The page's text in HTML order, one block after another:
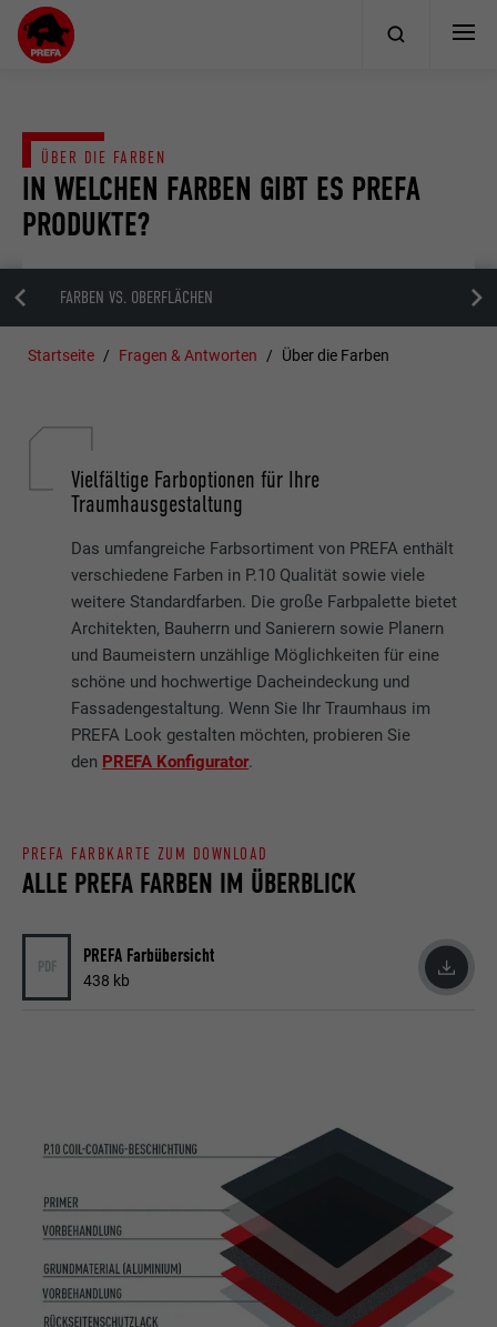
IN WELCHEN FARBEN GIBT ES PREFA
PRODUKTE?
ÜBER DIE FARBEN
FARBEN VS. OBERFLÄCHEN
Startseite Fragen & Antworten Über die Farben
Vielfältige Farboptionen für Ihre
Traumhausgestaltung
Das umfangreiche Farbsortiment von PREFA enthält
verschiedene Farben in P.10 Qualität sowie viele
weitere Standardfarben. Die große Farbpalette bietet
Architekten, Bauherrn und Sanierern sowie Planern
und Baumeistern unzählige Möglichkeiten für eine
schöne und hochwertige Dacheindeckung und
Fassadengestaltung. Wenn Sie Ihr Traumhaus im
PREFA Look gestalten möchten, probieren Sie
den PREFA Konfigurator.
ALLE PREFA FARBEN IM ÜBERBLICK
PREFA FARBKARTE ZUM DOWNLOAD
PDF PREFA Farbübersicht
438 kb